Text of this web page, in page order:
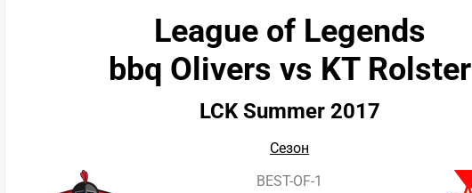
League of Legends
bbq Olivers vs KT Rolster
LCK Summer 2017
Сезон
BEST-OF-1